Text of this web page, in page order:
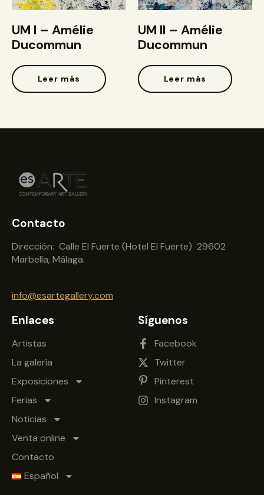
UM I – Amélie
Ducommun
Leer más
UM II – Amélie
Ducommun
Leer más
Contacto
Dirección: Calle El Fuerte (Hotel El Fuerte) 29602
Marbella, Málaga.
info@esartegallery.com
Enlaces
Artistas
La galería
Exposiciones
Ferias
Noticias
Venta online
Contacto
Español
Síguenos
Facebook
Twitter
Pinterest
Instagram